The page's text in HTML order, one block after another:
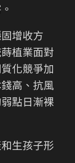
增收方
植業面對
化競爭加
高、抗風
點日漸裸
生孩子形